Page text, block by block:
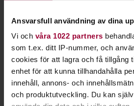
Ansvarsfull användning av dina
Vi och våra 1022 partners
som t.ex. ditt IP-nummer, och
cookies för att lagra och få tillgång
enhet för att kunna tillhandahålla
innehåll, annons- och
och produktutveckling. Du kan